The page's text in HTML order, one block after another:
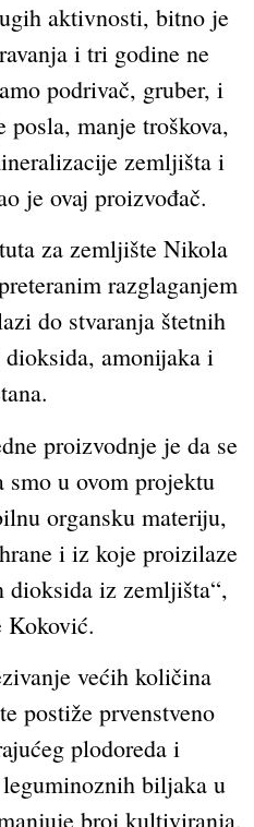
aktivnosti, bitno je
i tri godine ne
podrivač, gruber, i
manje troškova,
zemljišta i
je ovaj proizvođač.
za zemljište Nikola
razglaganjem
do stvaranja štetnih
amonijaka i
proizvodnje je da se
smo u ovom projektu
organsku materiju,
i iz koje proizilaze
dioksida iz zemljišta“,
Koković.
većih količina
postiže prvenstveno
plodoreda i
biljaka u
broj kultiviranja,